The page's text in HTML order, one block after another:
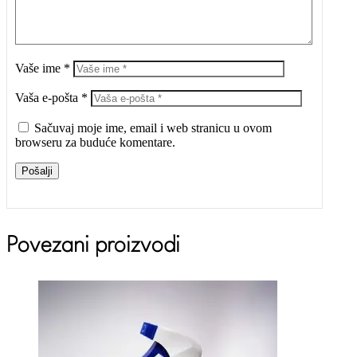
Vaše ime *
Vaša e-pošta *
Sačuvaj moje ime, email i web stranicu u ovom
browseru za buduće komentare.
Pošalji
Povezani proizvodi